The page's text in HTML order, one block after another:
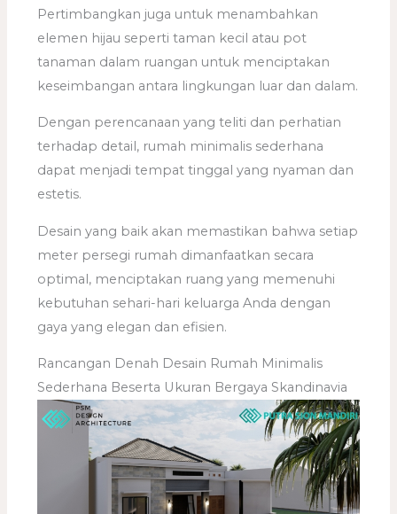
Pertimbangkan juga untuk menambahkan
elemen hijau seperti taman kecil atau pot
tanaman dalam ruangan untuk menciptakan
keseimbangan antara lingkungan luar dan dalam.
Dengan perencanaan yang teliti dan perhatian
terhadap detail, rumah minimalis sederhana
dapat menjadi tempat tinggal yang nyaman dan
estetis.
Desain yang baik akan memastikan bahwa setiap
meter persegi rumah dimanfaatkan secara
optimal, menciptakan ruang yang memenuhi
kebutuhan sehari-hari keluarga Anda dengan
gaya yang elegan dan efisien.
Rancangan Denah Desain Rumah Minimalis
Sederhana Beserta Ukuran Bergaya Skandinavia